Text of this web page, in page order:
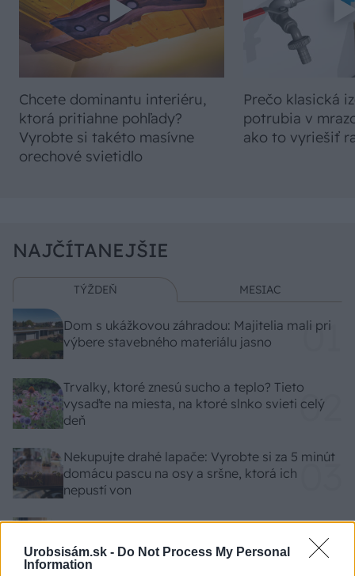
Urobsisám.sk - Do Not Process My Personal
Information
Chcete dominantu interiéru,
ktorá pritiahne pohľady?
Vyrobte si takéto masívne
orechové svietidlo
Prečo klasická
potrubia v
ako to vyriešiť
NAJČÍTANEJŠIE
TÝŽDEŇ MESIAC
Dom s ukážkovou záhradou: Majitelia mali pri
výbere stavebného materiálu jasno
Trvalky, ktoré znesú sucho a teplo? Tieto
vysaďte na miesta, na ktoré slnko svieti celý
deň
Nekupujte drahé lapače: Vyrobte si za 5 minút
domácu pascu na osy a sršne, ktorá ich
nepustí von
Zapnutá klimatizácia celý deň? Pozrite sa,
koľko vás stojí a prečo sa oplatí zapnúť aj
ventilátor